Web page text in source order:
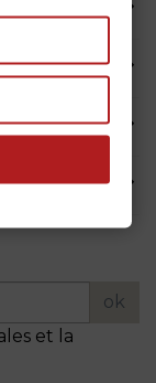
ok
et la